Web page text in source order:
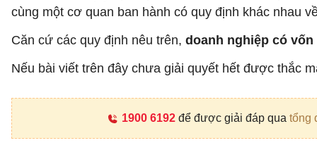
cùng một cơ quan ban hành có quy định khác nhau
Căn cứ các quy định nêu trên, doanh nghiệp có
Nếu bài viết trên đây chưa giải quyết hết được thắc
1900 6192để được giải đáp qua tổng